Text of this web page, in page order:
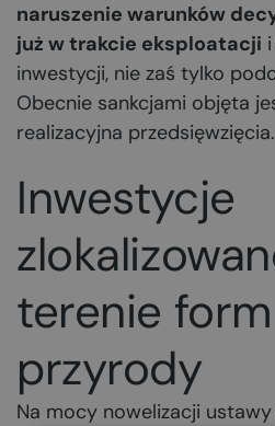
naruszenie warunków
już w trakcie eksploatacji
inwestycji, nie zaś tylko
Obecnie sankcjami objęta
realizacyjna przedsięwzięcia.
Inwestycje
terenie
przyrody
Na mocy nowelizacji